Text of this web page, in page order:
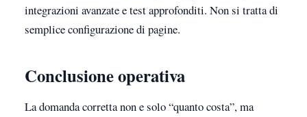
integrazioni avanzate e test approfonditi. Non si tratta di
semplice configurazione di pagine.
Conclusione operativa
La domanda corretta non e solo “quanto costa”, ma